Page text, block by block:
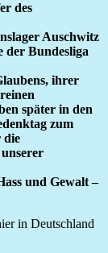
des
Auschwitz
der Bundesliga
ihrer
später in den
zum
die
und Gewalt –
in Deutschland